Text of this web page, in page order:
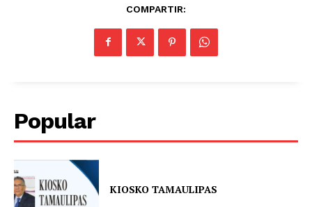
COMPARTIR:
Popular
KIOSKO TAMAULIPAS